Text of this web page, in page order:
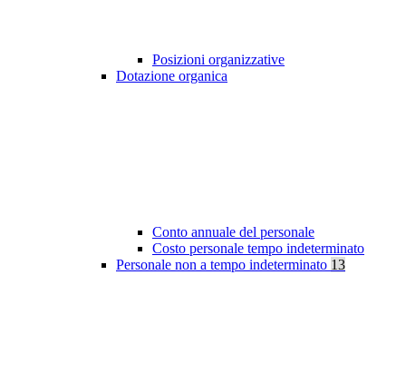
Posizioni organizzative
Dotazione organica
Conto annuale del personale
Costo personale tempo indeterminato
Personale non a tempo indeterminato 13